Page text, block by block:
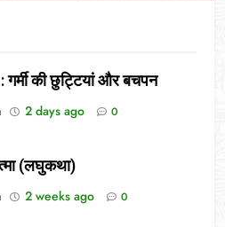
गर्मी की छुट्टियां और बचपन
2 days ago 0
(लघुकथा)
2 weeks ago 0